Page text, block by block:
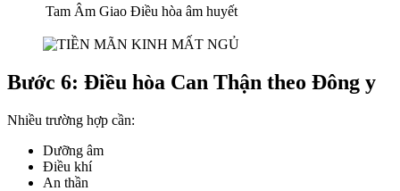
Tam Âm Giao Điều hòa âm huyết
Bước 6: Điều hòa Can Thận theo Đông y
Nhiều trường hợp cần:
Dưỡng âm
Điều khí
An thần